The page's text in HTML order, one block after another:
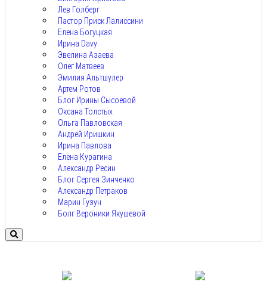
Лев Голберг
Пастор Приск Лалиссини
Елена Богуцкая
Ирина Davy
Эвелина Азаева
Олег Матвеев
Эмилия Альтшулер
Артем Ротов
Блог Ирины Сысоевой
Оксана Толстых
Ольга Павловская
Андрей Иришкин
Ирина Павлова
Елена Курагина
Александр Ресин
Блог Сергея Зинченко
Александр Петраков
Марин Гузун
Болг Вероники Якушевой